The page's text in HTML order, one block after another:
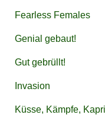
Fearless Females
Genial gebaut!
Gut gebrüllt!
Invasion
Küsse, Kämpfe,